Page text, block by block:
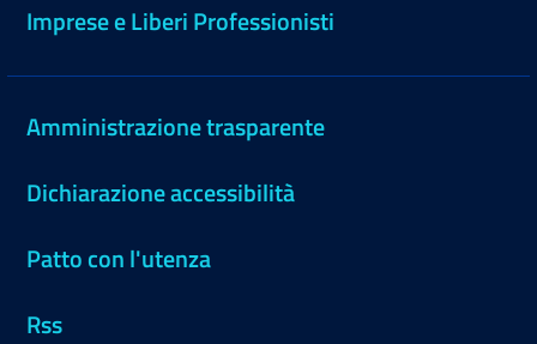
Imprese e Liberi Professionisti
Amministrazione trasparente
Dichiarazione accessibilità
Patto con l'utenza
Rss